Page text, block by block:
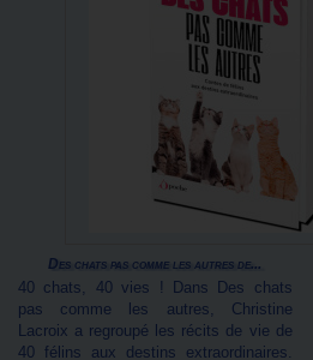
Des chats pas comme les autres de...
40 chats, 40 vies ! Dans Des chats
pas comme les autres, Christine
Lacroix a regroupé les récits de vie de
40 félins aux destins extraordinaires.